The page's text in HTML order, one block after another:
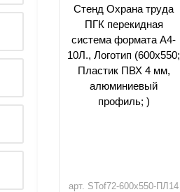
Стенд Охрана труда
ПГК перекидная
система формата А4-
10Л., Логотип (600х550;
Пластик ПВХ 4 мм,
алюминиевый
профиль; )
арт. STof72-600х550-ПЛ14